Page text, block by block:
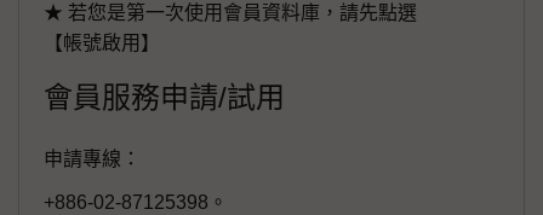
★ 若您是第一次使用會員資料庫，請先點選
【帳號啟用】
會員服務申請/試用
申請專線：
+886-02-87125398。